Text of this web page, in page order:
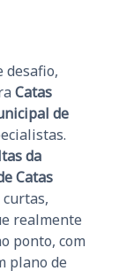
desafio,
Catas
de
da
Catas
realmente
ponto, com
plano de